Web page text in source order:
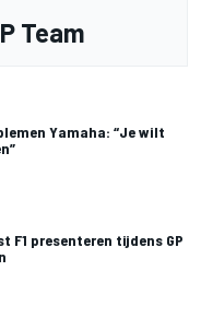
Team
Yamaha: “Je wilt
F1 presenteren tijdens GP